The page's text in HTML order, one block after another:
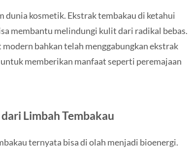
dunia kosmetik. Ekstrak tembakau di ketahui
membantu melindungi kulit dari radikal bebas.
bahkan telah menggabungkan ekstrak
memberikan manfaat seperti peremajaan
Limbah Tembakau
ternyata bisa di olah menjadi bioenergi.